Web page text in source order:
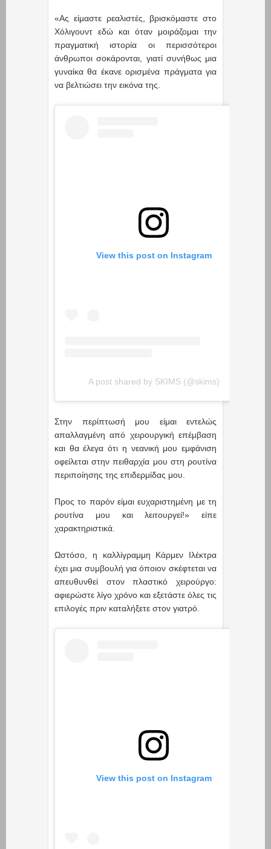
«Ας είμαστε ρεαλιστές, βρισκόμαστε στο
Χόλιγουντ εδώ και όταν μοιράζομαι την
πραγματική ιστορία οι περισσότεροι
άνθρωποι σοκάρονται, γιατί συνήθως μια
γυναίκα θα έκανε ορισμένα πράγματα για
να βελτιώσει την εικόνα της.
View this post on Instagram
A post shared by SKIMS (@skims)
Στην περίπτωσή μου είμαι εντελώς
απαλλαγμένη από χειρουργική επέμβαση
και θα έλεγα ότι η νεανική μου εμφάνιση
οφείλεται στην πειθαρχία μου στη ρουτίνα
περιποίησης της επιδερμίδας μου.
Προς το παρόν είμαι ευχαριστημένη με τη
ρουτίνα μου και λειτουργεί!» είπε
χαρακτηριστικά.
Ωστόσο, η καλλίγραμμη Κάρμεν Ιλέκτρα
έχει μια συμβουλή για όποιον σκέφτεται να
απευθυνθεί στον πλαστικό χειρούργο:
αφιερώστε λίγο χρόνο και εξετάστε όλες τις
επιλογές πριν καταλήξετε στον γιατρό.
View this post on Instagram